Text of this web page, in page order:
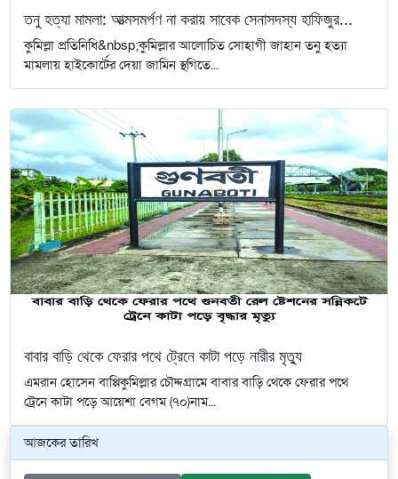
তনু হত্যা মামলা: আত্মসমর্পণ না করায় সাবেক সেনাসদস্য হাফিজুর...
কুমিল্লা প্রতিনিধি&nbsp;কুমিল্লার আলোচিত সোহাগী জাহান তনু হত্যা
মামলায় হাইকোর্টের দেয়া জামিন স্থগিতে...
বাবার বাড়ি থেকে ফেরার পথে ট্রেনে কাটা পড়ে নারীর মৃত্যু
এমরান হোসেন বাপ্পিকুমিল্লার চৌদ্দগ্রামে বাবার বাড়ি থেকে ফেরার পথে
ট্রেনে কাটা পড়ে আয়েশা বেগম (৭০)নাম...
আজকের তারিখ